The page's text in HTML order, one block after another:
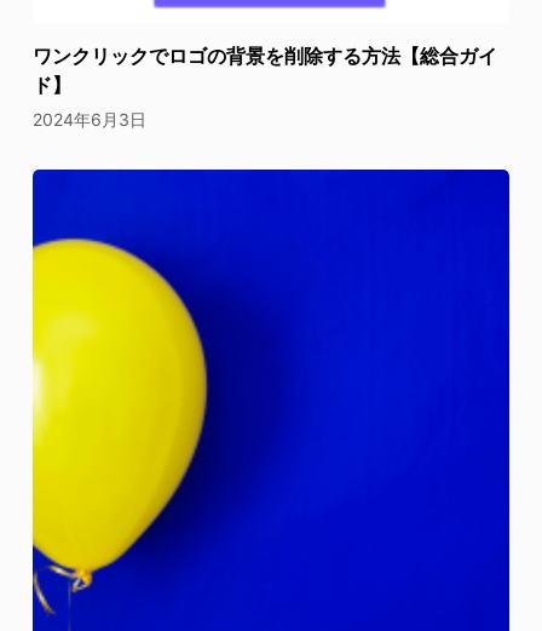
ワンクリックでロゴの背景を削除する方法【総合ガイ
ド】
2024年6月3日